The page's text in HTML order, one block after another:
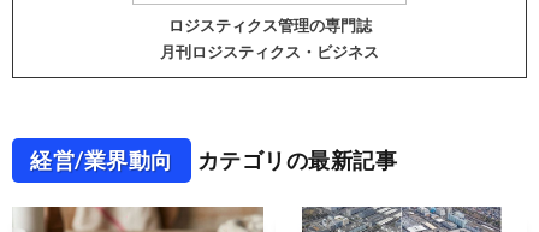
ロジスティクス管理の専門誌
月刊ロジスティクス・ビジネス
経営/業界動向 カテゴリの最新記事